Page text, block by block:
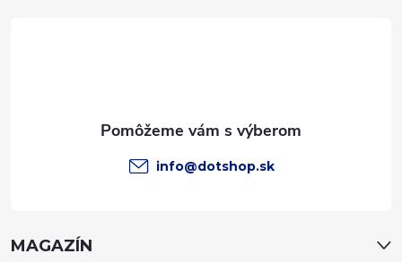
info@dotshop.sk
MAGAZÍN